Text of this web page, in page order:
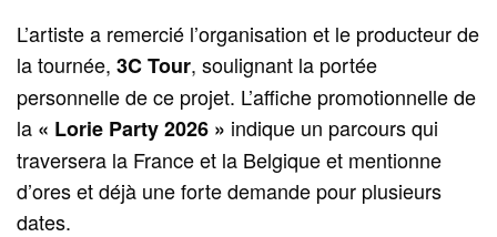
L’artiste a remercié l’organisation et le producteur de
la tournée,3C Tour, soulignant la portée
personnelle de ce projet. L’affiche promotionnelle de
la « Lorie Party 2026 » indique un parcours qui
traversera la France et la Belgique et mentionne
d’ores et déjà une forte demande pour plusieurs
dates.